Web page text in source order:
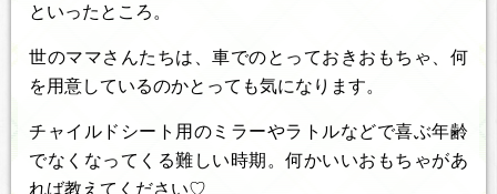
といったところ。
世のママさんたちは、車でのとっておきおもちゃ、何
を用意しているのかとっても気になります。
チャイルドシート用のミラーやラトルなどで喜ぶ年齢
でなくなってくる難しい時期。何かいいおもちゃがあ
れば教えてください♡